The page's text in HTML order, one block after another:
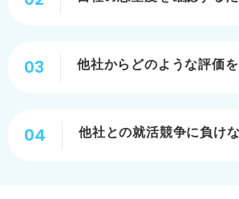
⑩研究・開発職
他社からどのような評価
他社との就活競争に負け